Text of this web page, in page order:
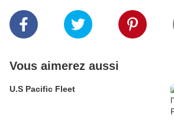
Vous aimerez aussi
U.S Pacific Fleet